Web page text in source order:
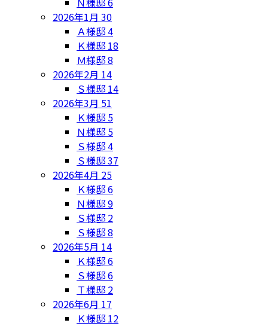
2026年1月 30
Ａ様邸4
Ｋ様邸 18
Ｍ様邸8
2026年2月 14
Ｓ様邸 14
2026年3月 51
Ｋ様邸 5
Ｎ様邸 5
Ｓ様邸4
Ｓ様邸37
2026年4月 25
Ｋ様邸6
Ｎ様邸9
Ｓ様邸 2
Ｓ様邸8
2026年5月 14
Ｋ様邸6
Ｓ様邸6
Ｔ様邸 2
2026年6月 17
Ｋ様邸 12